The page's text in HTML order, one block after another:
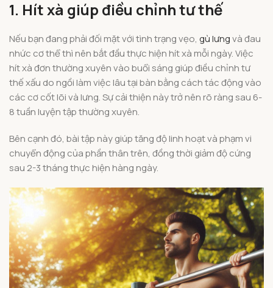
1. Hít xà giúp điều chỉnh tư thế
Nếu bạn đang phải đối mặt với tình trạng vẹo, gù lưngvà đau
nhức cơ thể thì nên bắt đầu thực hiện hít xà mỗi ngày. Việc
hít xà đơn thường xuyên vào buổi sáng giúp điều chỉnh tư
thế xấu do ngồi làm việc lâu tại bàn bằng cách tác động vào
các cơ cốt lõi và lưng. Sự cải thiện này trở nên rõ ràng sau 6-
8 tuần luyện tập thường xuyên.
Bên cạnh đó, bài tập này giúp tăng độ linh hoạt và phạm vi
chuyển động của phần thân trên, đồng thời giảm độ cứng
sau 2-3 tháng thực hiện hàng ngày.